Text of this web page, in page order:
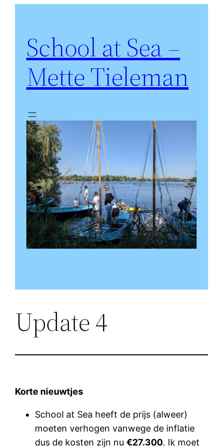
inhoudSchool at Sea –
Mette Tieleman
Update 4
Korte nieuwtjes
School at Sea heeft de prijs (alweer)
moeten verhogen vanwege de inflatie
dus de kosten zijn nu€27.300. Ik moet